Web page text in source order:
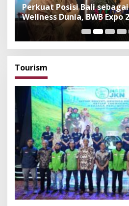
Perkuat Posisi Bali
Wellness Dunia, BWB Expo
Exhibitor Nasional dan
Tourism